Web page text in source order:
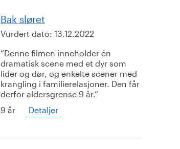
Bak sløret
Vurdert dato: 13.12.2022
Denne filmen inneholder én
dramatisk scene med et dyr som
lider og dør, og enkelte scener med
krangling i familierelasjoner. Den får
derfor aldersgrense 9 år.
9 år
Detaljer